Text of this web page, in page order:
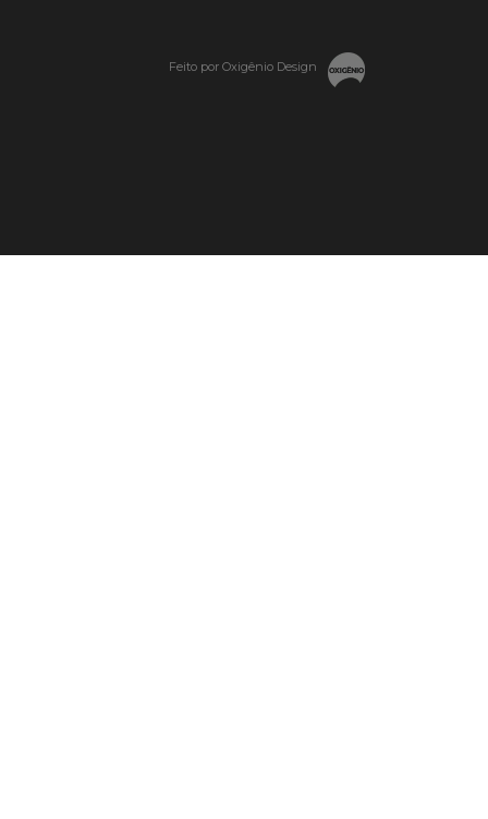
Feito por Oxigênio Design